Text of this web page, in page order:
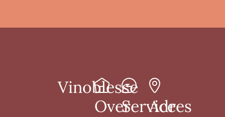
Vinoblesse
OverService
Adres